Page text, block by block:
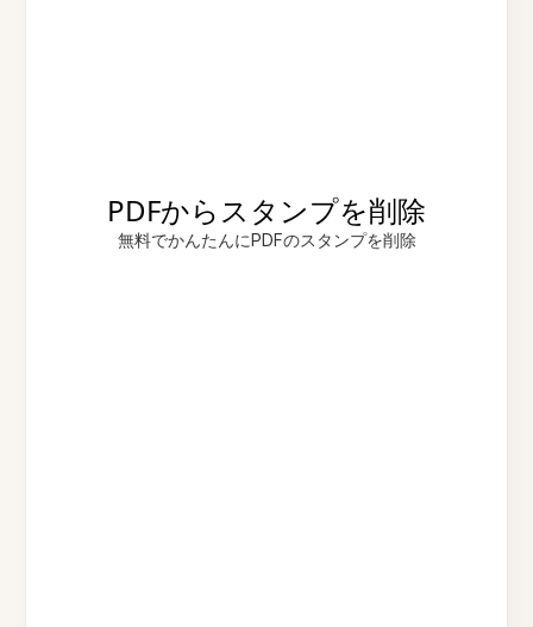
PDFからスタンプを削除
無料でかんたんにPDFのスタンプを削除